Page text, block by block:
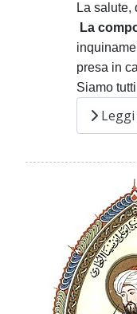
La salute,
La
presa in
Siamo